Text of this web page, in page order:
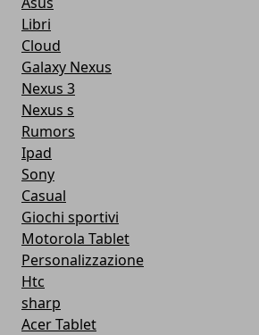
Libri
Cloud
Galaxy Nexus
Nexus 3
Nexus s
Rumors
Ipad
Sony
Casual
Giochi sportivi
Motorola Tablet
Personalizzazione
Htc
sharp
Acer Tablet